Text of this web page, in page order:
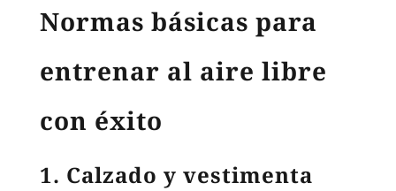
Normas básicas para
entrenar al aire libre
con éxito
1. Calzado y vestimenta